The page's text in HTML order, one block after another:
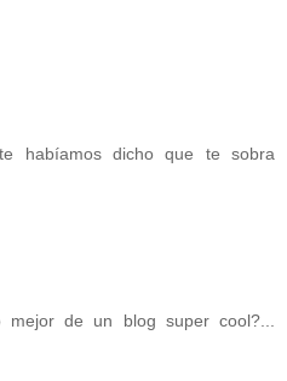
habíamos dicho que te sobra
mejor de un blog super cool?...